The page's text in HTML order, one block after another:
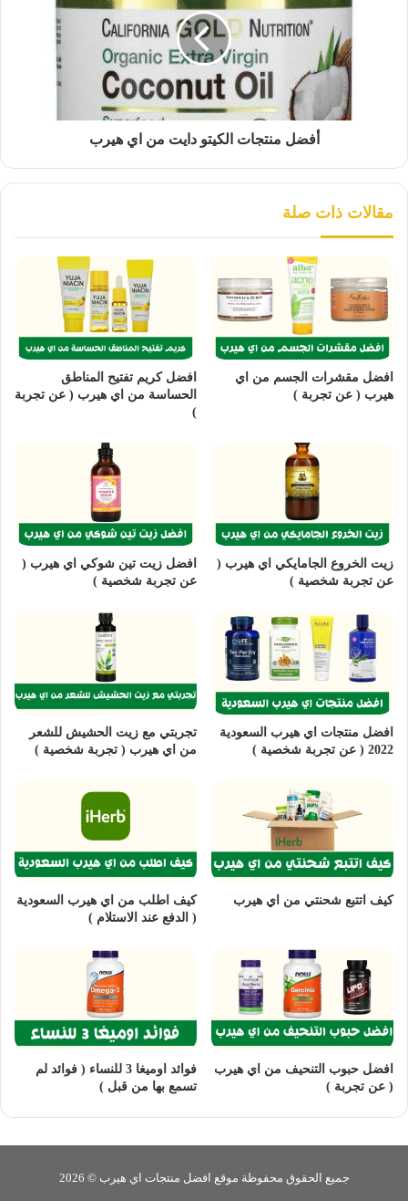
أفضل منتجات الكيتو دايت من اي هيرب
مقالات ذات صلة
افضل مقشرات الجسم من اي
هيرب ( عن تجربة )
افضل كريم تفتيح المناطق
الحساسة من اي هيرب ( عن تجربة
)
زيت الخروع الجامايكي اي هيرب (
عن تجربة شخصية )
افضل زيت تين شوكي اي هيرب (
عن تجربة شخصية )
افضل منتجات اي هيرب السعودية
2022 ( عن تجربة شخصية )
تجربتي مع زيت الحشيش للشعر
من اي هيرب ( تجربة شخصية )
كيف اتتبع شحنتي من اي هيرب
كيف اطلب من اي هيرب السعودية
( الدفع عند الاستلام )
افضل حبوب التنحيف من اي هيرب
( عن تجربة )
فوائد اوميغا 3 للنساء ( فوائد لم
تسمع بها من قبل )
جميع الحقوق محفوظة موقع افضل منتجات اي هيرب © 2026